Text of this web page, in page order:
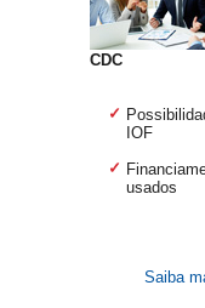
CDC
IOF
usados
Saiba